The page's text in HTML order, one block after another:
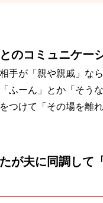
のコミュニケー
手が「親や親戚」なら
ふーん」とか「そう
つけて「その場を離
が夫に同調して